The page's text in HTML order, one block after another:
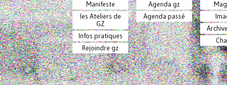
Manifeste
les Ateliers de
GZ
Infos pratiques
Rejoindre gz
Agenda gz
Agenda passé